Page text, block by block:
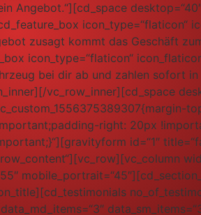
Angebot.“][cd_space
zusagt kommt das Geschäft
icon_type=“flaticon“
bei dir ab und zahlen sofort
vc_row_inner][cd_space
right: 20px
id=“1″